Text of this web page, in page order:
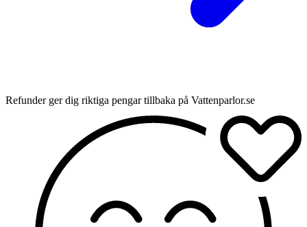
Refunder ger dig riktiga pengar tillbaka på Vattenparlor.se